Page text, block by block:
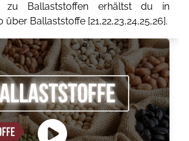
zu Ballaststoffen erhältst du in
über Ballaststoffe [21,22,23,24,25,26].